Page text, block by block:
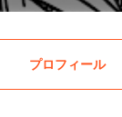
プロフィール